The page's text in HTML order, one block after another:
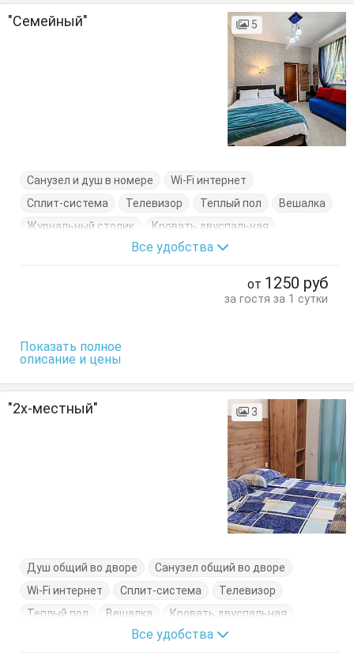
"Семейный" 5
Санузел и душ в номере
Wi-Fi интернет
Сплит-система
Телевизор Теплый пол
Вешалка
Журнальный столик
Кровать двуспальная
Кровать односпальная
Пуфик Тумбочки
Все удобства
от 1250 руб
за гостя за 1 сутки
Показать полное
описание и цены
"2х-местный" 3
Душ общий во дворе
Санузел общий во дворе
Wi-Fi интернет
Сплит-система
Телевизор
Теплый пол
Вешалка
Кровать двуспальная
Шкаф
Все удобства